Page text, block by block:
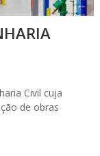
Civil cuja
de obras